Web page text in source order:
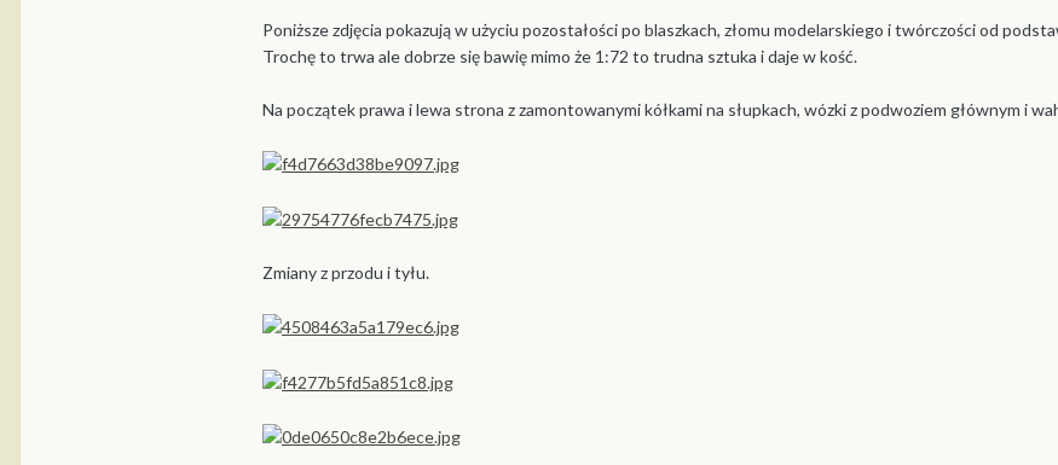
Poniższe zdjęcia pokazują w użyciu pozostałości po blaszkach, złomu modelarskiego i twórczości od
Trochę to trwa ale dobrze się bawię mimo że 1:72 to trudna sztuka i daje w kość.
Na początek prawa i lewa strona z zamontowanymi kółkami na słupkach, wózki z podwoziem głównym i
Zmiany z przodu i tyłu.